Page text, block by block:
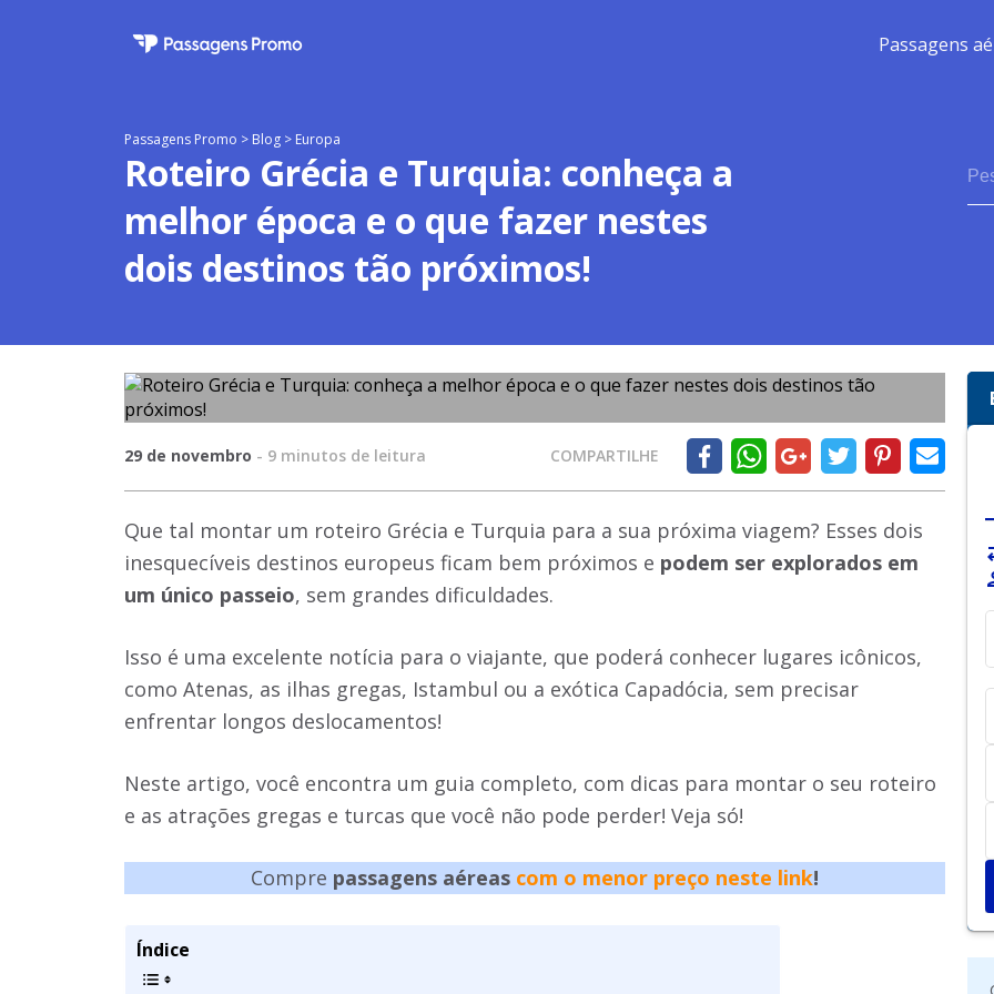
Passagens
Passagens Promo > Blog > Europa
Roteiro Grécia e Turquia: conheça a
melhor época e o que fazer nestes
dois destinos tão próximos!
29 de novembro - 9 minutos de leitura COMPARTILHE
Que tal montar um roteiro Grécia e Turquia para a sua próxima viagem? Esses dois
inesquecíveis destinos europeus ficam bem próximos e podem ser explorados em
um único passeio, sem grandes dificuldades.
Isso é uma excelente notícia para o viajante, que poderá conhecer lugares icônicos,
como Atenas, as ilhas gregas, Istambul ou a exótica Capadócia, sem precisar
enfrentar longos deslocamentos!
Neste artigo, você encontra um guia completo, com dicas para montar o seu roteiro
e as atrações gregas e turcas que você não pode perder! Veja só!
Compre passagens aéreas com o menor preço neste link!
Índice